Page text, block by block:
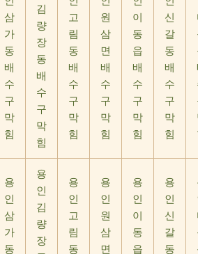
삼
가
동
배
수
구
막
힘
김
량
장
동
배
수
구
막
힘
고
림
동
배
수
구
막
힘
원
삼
면
배
수
구
막
힘
이
동
읍
배
수
구
막
힘
신
갈
동
배
수
구
막
힘
용
인
삼
가
동
용
인
김
량
장
용
인
고
림
동
용
인
원
삼
면
용
인
이
동
읍
용
인
신
갈
동